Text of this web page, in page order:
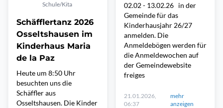
Schule/Kita
Schäfflertanz 2026
Osseltshausen im
Kinderhaus Maria
de la Paz
Heute um 8:50 Uhr
besuchten uns die
Schäffler aus
Osseltshausen. Die Kinder
02.02 - 13.02.26 in der
Gemeinde für das
Kinderhausjahr 26/27
anmelden. Die
Anmeldebögen werden für
die Anmeldewochen auf
der Gemeindewebsite
freiges
21.01.2026,
06:37
mehr
anzeigen